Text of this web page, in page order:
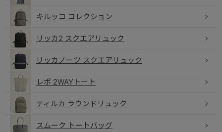
キルッコ コレクション
リッカ2 スクエアリュック
リッカノーツ スクエアリュック
レポ 2WAYトート
ティルカ ラウンドリュック
スムーク トートバッグ